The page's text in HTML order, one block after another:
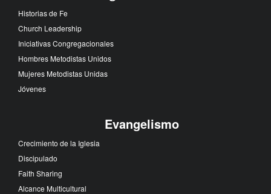
Historias de Fe
Church Leadership
Iniciativas Congregacionales
Hombres Metodistas Unidos
Mujeres Metodistas Unidas
Jóvenes
Evangelismo
Crecimiento de la Iglesia
Discipulado
Faith Sharing
Alcance Multicultural